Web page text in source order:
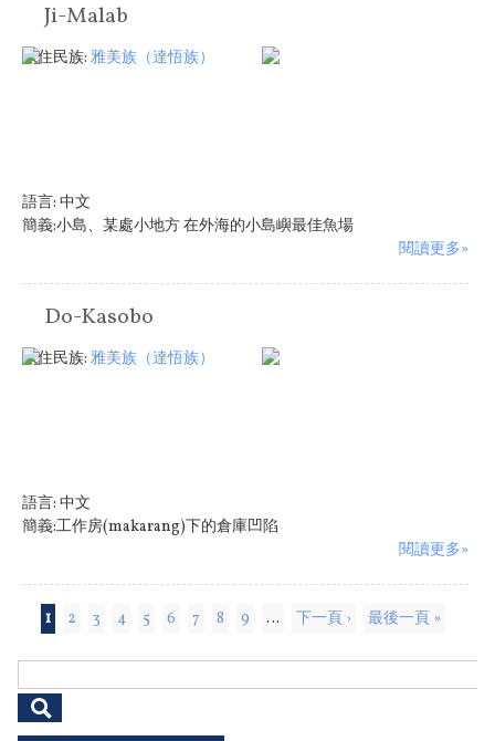
Ji-Malab
原住民族: 雅美族（達悟族）
語言: 中文
簡義:小島、某處小地方 在外海的小島嶼最佳魚場
閱讀更多»
Do-Kasobo
原住民族: 雅美族（達悟族）
語言: 中文
簡義:工作房(makarang)下的倉庫凹陷
閱讀更多»
頁面
1 2 3 4 5 6 7 8 9 … 下一頁 › 最後一頁 »
搜尋表單